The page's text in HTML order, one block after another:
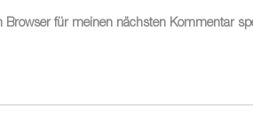
für meinen nächsten Kommentar